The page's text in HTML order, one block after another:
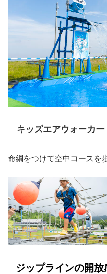
キッズエアウォーカー
命綱をつけて空中コースを
ジップラインの開放